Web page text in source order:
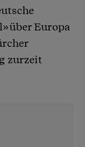
über Europa
zurzeit